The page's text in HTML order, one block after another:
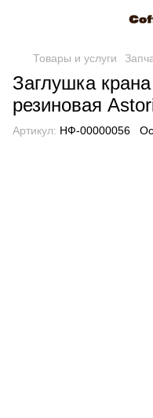
Товары и услуги
Заглушка
резиновая
Артикул: НФ-00000056